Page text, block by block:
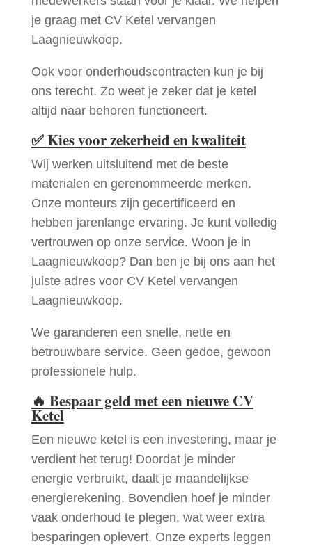
je graag met CV Ketel vervangen
Laagnieuwkoop.
Ook voor onderhoudscontracten kun je bij
ons terecht. Zo weet je zeker dat je ketel
altijd naar behoren functioneert.
✅Kies voor zekerheid en kwaliteit
Wij werken uitsluitend met de beste
materialen en gerenommeerde merken.
Onze monteurs zijn gecertificeerd en
hebben jarenlange ervaring. Je kunt volledig
vertrouwen op onze service. Woon je in
Laagnieuwkoop? Dan ben je bij ons aan het
juiste adres voor CV Ketel vervangen
Laagnieuwkoop.
We garanderen een snelle, nette en
betrouwbare service. Geen gedoe, gewoon
professionele hulp.
🔥 Bespaar geld met een nieuwe CV
Ketel
Een nieuwe ketel is een investering, maar je
verdient het terug! Doordat je minder
energie verbruikt, daalt je maandelijkse
energierekening. Bovendien hoef je minder
vaak onderhoud te plegen, wat weer extra
besparingen oplevert. Onze experts leggen